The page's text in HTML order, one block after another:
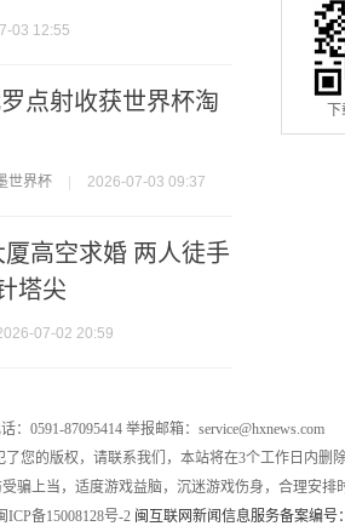
03 12:55
点射收获世界杯淘
世界杯 | 2026-07-03 09:37
高空求婚 两人徒手
塔尖
07-02 20:59
0591-87095414 举报邮箱：service@hxnews.com
您的版权，请联系我们，本站将在3个工作日内删除
骗上当，适度游戏益脑，沉迷游戏伤身，合理安排
备15008128号-2 闽互联网新闻信息服务备案编号